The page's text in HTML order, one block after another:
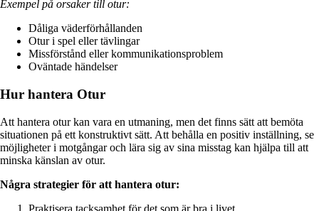
Exempel på orsaker till otur:
Dåliga väderförhållanden
Otur i spel eller tävlingar
Missförstånd eller kommunikationsproblem
Oväntade händelser
Hur hantera Otur
Att hantera otur kan vara en utmaning, men det finns sätt att bemöta
situationen på ett konstruktivt sätt. Att behålla en positiv inställning, se
möjligheter i motgångar och lära sig av sina misstag kan hjälpa till att
minska känslan av otur.
Några strategier för att hantera otur:
Praktisera tacksamhet för det som är bra i livet